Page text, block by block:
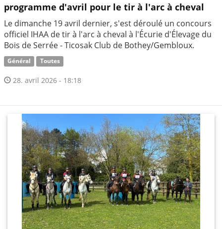
programme d'avril pour le tir à l'arc à cheval
​Le dimanche 19 avril dernier, s'est déroulé un concours
officiel IHAA de tir à l'arc à cheval à l'Écurie d'Élevage du
Bois de Serrée - Ticosak Club de Bothey/Gembloux.
Général Toutes
28. avril 2026 - 18:18